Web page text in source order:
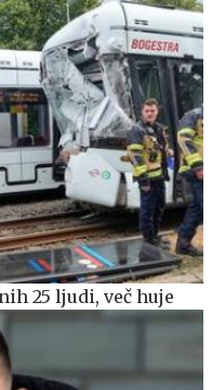
25 ljudi, več huje